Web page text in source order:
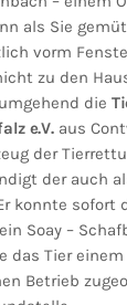
als Sie
vorm
zu den
die
e.V.aus
der
der auch
konnte sofort
Soay –
das Tier
Betrieb